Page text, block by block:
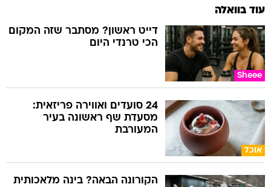
עוד בוואלה
Sheee
דייט ראשון? מסתבר שזה המקום
הכי טרנדי היום
אוכל
24 סועדים ואווירה פריזאית:
מסעדת שף ראשונה בעיר
המעורבת
הקורונה הבאה? בינה מלאכותית